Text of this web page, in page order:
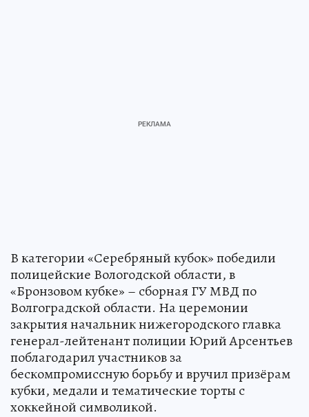
В категории «Серебряный кубок» победили
полицейские Вологодской области, в
«Бронзовом кубке» – сборная ГУ МВД по
Волгоградской области. На церемонии
закрытия начальник нижегородского главка
генерал-лейтенант полиции Юрий Арсентьев
поблагодарил участников за
бескомпромиссную борьбу и вручил призёрам
кубки, медали и тематические торты с
хоккейной символикой.